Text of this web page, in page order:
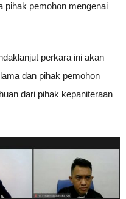
pihak pemohon mengenai
perkara ini akan
dan pihak pemohon
dari pihak kepaniteraan